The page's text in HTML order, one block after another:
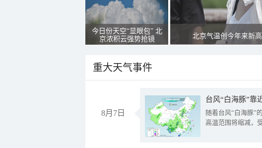
今日份天空“显眼包” 北
京浓积云强势抢镜
北京气温创今年来新
重大天气事件
8月7日
台风“白海豚”靠
随着台风“白海豚”
高温范围将缩减，